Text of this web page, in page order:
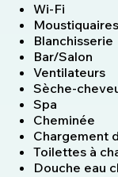
Wi-Fi
Moustiquaires
Blanchisserie
Bar/Salon
Ventilateurs
Sèche-
Spa
Cheminée
Chargement
Toilettes à
Douche eau